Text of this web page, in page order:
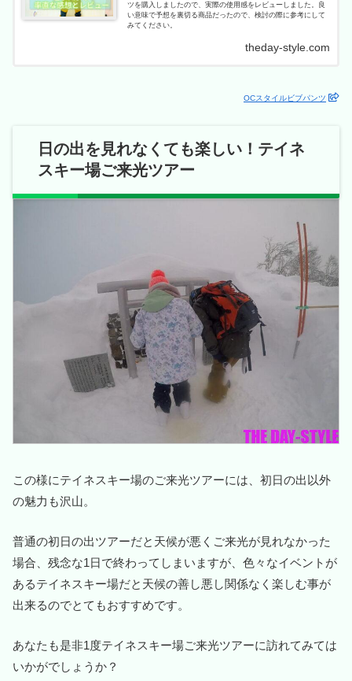
ツを購入しましたので、実際の使用感をレビューしました。良
い意味で予想を裏切る商品だったので、検討の際に参考にして
みてください。
theday-style.com
OCスタイルビブパンツ
日の出を見れなくても楽しい！テイネ
スキー場ご来光ツアー
この様にテイネスキー場のご来光ツアーには、初日の出以外
の魅力も沢山。
普通の初日の出ツアーだと天候が悪くご来光が見れなかった
場合、残念な1日で終わってしまいますが、色々なイベントが
あるテイネスキー場だと天候の善し悪し関係なく楽しむ事が
出来るのでとてもおすすめです。
あなたも是非1度テイネスキー場ご来光ツアーに訪れてみては
いかがでしょうか？